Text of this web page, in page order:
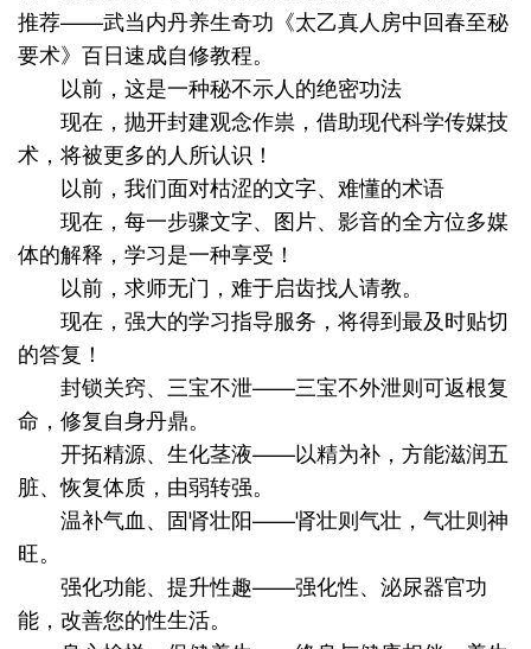
推荐——武当内丹养生奇功《太乙真人房中回春至秘
要术》百日速成自修教程。
以前，这是一种秘不示人的绝密功法
现在，抛开封建观念作祟，借助现代科学传媒技
术，将被更多的人所认识！
以前，我们面对枯涩的文字、难懂的术语
现在，每一步骤文字、图片、影音的全方位多媒
体的解释，学习是一种享受！
以前，求师无门，难于启齿找人请教。
现在，强大的学习指导服务，将得到最及时贴切
的答复！
封锁关窍、三宝不泄——三宝不外泄则可返根复
命，修复自身丹鼎。
开拓精源、生化茎液——以精为补，方能滋润五
脏、恢复体质，由弱转强。
温补气血、固肾壮阳——肾壮则气壮，气壮则神
旺。
强化功能、提升性趣——强化性、泌尿器官功
能，改善您的性生活。